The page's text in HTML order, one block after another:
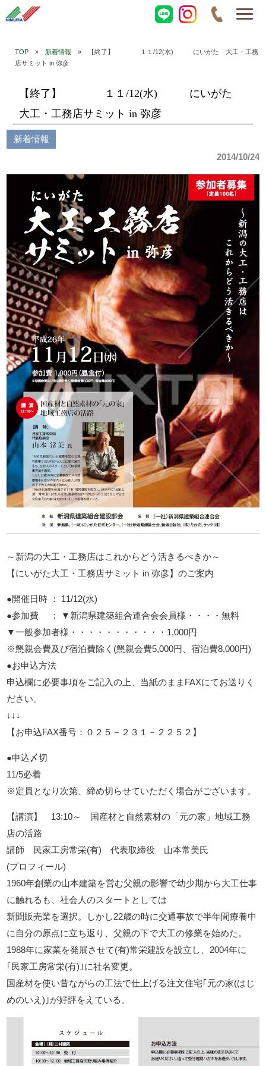
TOP» 新着情報 » 【終了】 １１/12(水) にいがた 大工・工務
店サミット in 弥彦
【終了】 １１/12(水) にいがた
大工・工務店サミット in 弥彦
新着情報
2014/10/24
～新潟の大工・工務店はこれからどう活きるべきか～
【にいがた大工・工務店サミット in 弥彦】のご案内
●開催日時 ： 11/12(水)
●参加費 ： ▼新潟県建築組合連合会会員様・・・・無料
▼一般参加者様・・・・・・・・・・・1,000円
※懇親会費及び宿泊費除く(懇親会費5,000円、宿泊費8,000円)
●お申込方法
申込欄に必要事項をご記入の上、当紙のままFAXにてお送りく
ださい。
↓↓↓
【お申込FAX番号：０２５－２３１－２２５２】
●申込〆切
11/5必着
※定員となり次第、締め切らせていただく場合がございます。
【講演】 13:10～ 国産材と自然素材の「元の家」地域工務
店の活路
講師 民家工房常栄(有) 代表取締役 山本常美氏
(プロフィール)
1960年創業の山本建築を営む父親の影響で幼少期から大工仕事
に触れるも、社会人のスタートとしては
新聞販売業を選択。しかし22歳の時に交通事故で半年間療養中
に自分の原点に立ち返り、父親の下で大工の修業を始めた。
1988年に家業を発展させて(有)常栄建設を設立し、2004年に
｢民家工房常栄(有)｣に社名変更。
国産材を使い昔ながらの工法で仕上げる注文住宅｢元の家(はじ
めのいえ)｣が好評をえている。